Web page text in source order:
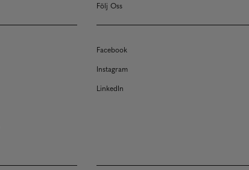
Följ Oss
Facebook
Instagram
LinkedIn